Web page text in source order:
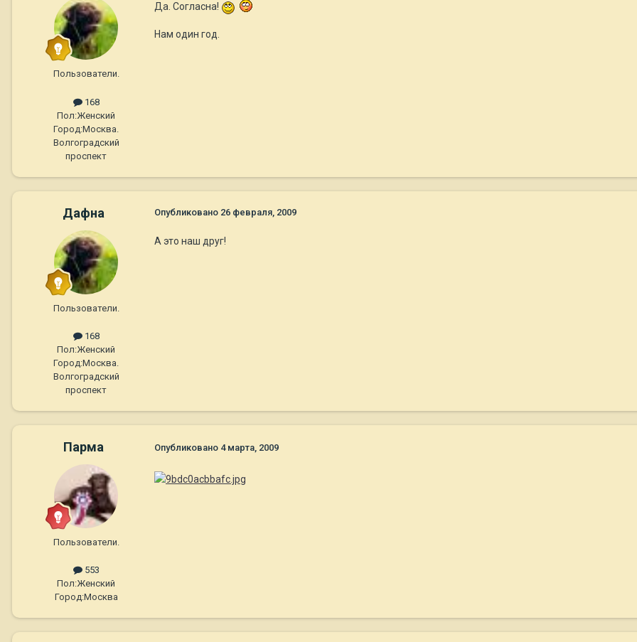
Пользователи.
168
Пол:Женский
Город:Москва.
Волгоградский
проспект
Да. Согласна!
Нам один год.
Дафна
Пользователи.
168
Пол:Женский
Город:Москва.
Волгоградский
проспект
Опубликовано 26 февраля, 2009
А это наш друг!
Парма
Пользователи.
553
Пол:Женский
Город:Москва
Опубликовано 4 марта, 2009